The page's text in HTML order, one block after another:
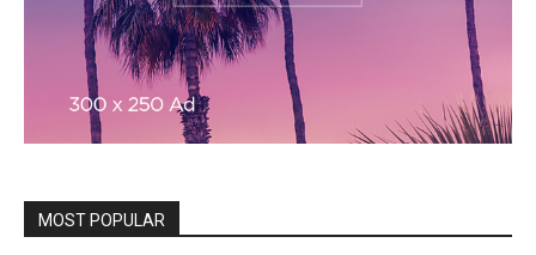
MOST POPULAR